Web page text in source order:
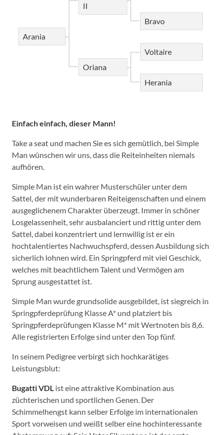
Arania
II
Oriana
Bravo
Voltaire
Herania
Einfach einfach, dieser Mann!
Take a seat und machen Sie es sich gemütlich, bei Simple
Man wünschen wir uns, dass die Reiteinheiten niemals
aufhören.
Simple Man ist ein wahrer Musterschüler unter dem
Sattel, der mit wunderbaren Reiteigenschaften und einem
ausgeglichenem Charakter überzeugt. Immer in schöner
Losgelassenheit, sehr ausbalanciert und rittig unter dem
Sattel, dabei konzentriert und lernwillig ist er ein
hochtalentiertes Nachwuchspferd, dessen Ausbildung sich
sicherlich lohnen wird. Ein Springpferd mit viel Geschick,
welches mit beachtlichem Talent und Vermögen am
Sprung ausgestattet ist.
Simple Man wurde grundsolide ausgebildet, ist siegreich in
Springpferdeprüfung Klasse A* und platziert bis
Springpferdeprüfungen Klasse M* mit Wertnoten bis 8,6.
Alle registrierten Erfolge sind unter den Top fünf.
In seinem Pedigree verbirgt sich hochkarätiges
Leistungsblut:
Bugatti VDL ist eine attraktive Kombination aus
züchterischen und sportlichen Genen. Der
Schimmelhengst kann selber Erfolge im internationalen
Sport vorweisen und weißt selber eine hochinteressante